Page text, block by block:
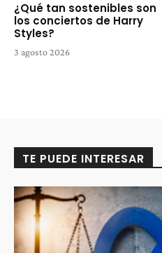
¿Qué tan sostenibles son
los conciertos de Harry
Styles?
3 agosto 2026
TE PUEDE INTERESAR